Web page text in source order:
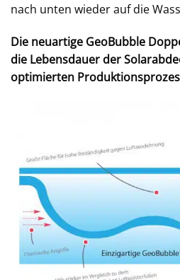
nach unten wieder auf die
Die neuartige GeoBubble
die Lebensdauer der
optimierten